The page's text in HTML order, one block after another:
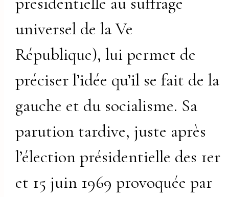
universel de la Ve
République), lui permet de
préciser l’idée qu’il se fait de la
gauche et du socialisme. Sa
parution tardive, juste après
l’élection présidentielle des 1er
et 15 juin 1969 provoquée par